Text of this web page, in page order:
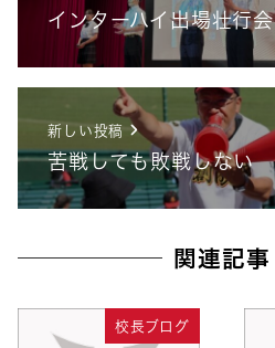
インターハイ出場壮行会
新しい投稿
苦戦しても敗戦しない
関連記事
校長ブログ